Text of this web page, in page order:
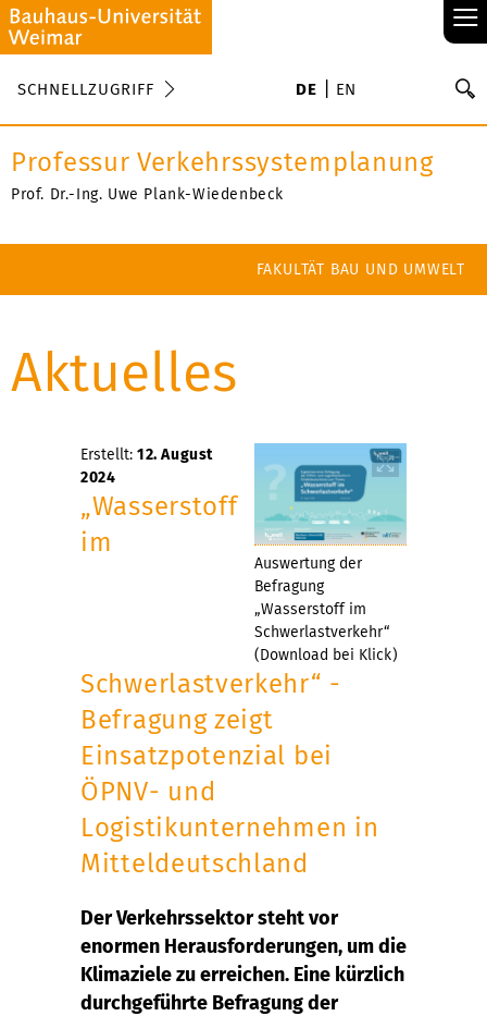
≡
SCHNELLZUGRIFF DE EN
Professur Verkehrssystemplanung
Prof. Dr.-Ing. Uwe Plank-Wiedenbeck
FAKULTÄT BAU UND UMWELT
Aktuelles
Auswertung der
Befragung
„Wasserstoff im
Schwerlastverkehr“
(Download bei Klick)
Erstellt: 12. August
2024
„Wasserstoff
im
Schwerlastverkehr“ -
Befragung zeigt
Einsatzpotenzial bei
ÖPNV- und
Logistikunternehmen in
Mitteldeutschland
Der Verkehrssektor steht vor
enormen Herausforderungen, um die
Klimaziele zu erreichen. Eine kürzlich
durchgeführte Befragung der